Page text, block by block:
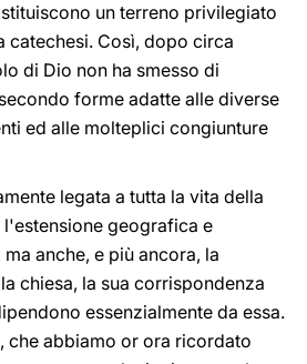
un terreno privilegiato
catechesi. Così, dopo circa
di Dio non ha smesso di
forme adatte alle diverse
ed alle molteplici congiunture
legata a tutta la vita della
geografica e
anche, e più ancora, la
chiesa, la sua corrispondenza
essenzialmente da essa.
che abbiamo or ora ricordato